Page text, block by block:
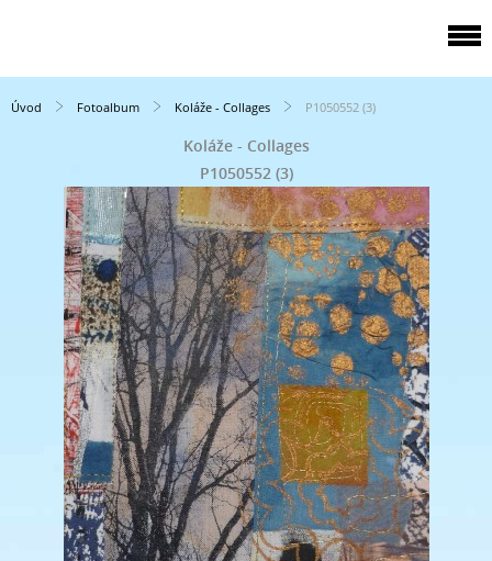
Úvod Fotoalbum Koláže - Collages P1050552 (3)
Koláže - Collages
P1050552 (3)